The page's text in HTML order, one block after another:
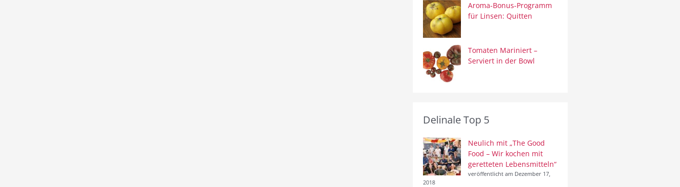
Aroma-Bonus-Programm
für Linsen: Quitten
Tomaten Mariniert –
Serviert in der Bowl
Delinale Top 5
Neulich mit „The Good
Food – Wir kochen mit
geretteten Lebensmitteln“
veröffentlicht am Dezember 17,
2018